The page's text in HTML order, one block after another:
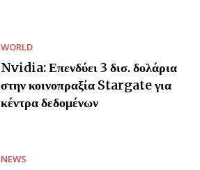
WORLD
Nvidia: Επενδύει 3 δισ. δολάρια
στην κοινοπραξία Stargate για
κέντρα δεδομένων
NEWS